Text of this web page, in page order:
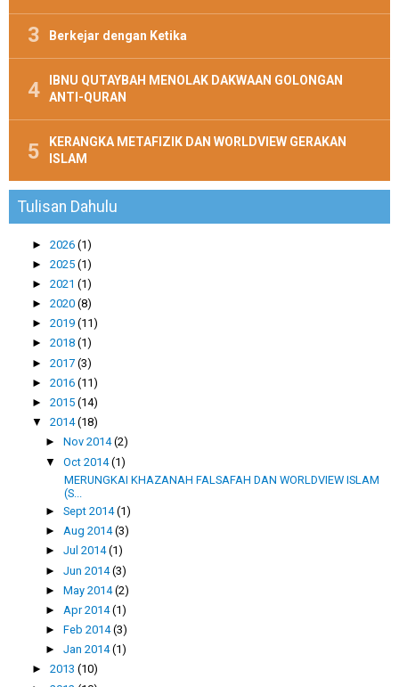
Berkejar dengan Ketika
IBNU QUTAYBAH MENOLAK DAKWAAN GOLONGAN
ANTI-QURAN
KERANGKA METAFIZIK DAN WORLDVIEW GERAKAN
ISLAM
Tulisan Dahulu
► 2026 (1)
► 2025 (1)
► 2021 (1)
► 2020 (8)
► 2019 (11)
► 2018 (1)
► 2017 (3)
► 2016 (11)
► 2015 (14)
▼ 2014(18)
►Nov 2014(2)
▼Oct 2014(1)
MERUNGKAI KHAZANAH FALSAFAH DAN WORLDVIEW ISLAM
(S...
►Sept 2014(1)
►Aug 2014(3)
►Jul 2014(1)
►Jun 2014(3)
►May 2014(2)
► Apr 2014(1)
►Feb 2014(3)
►Jan 2014(1)
► 2013 (10)